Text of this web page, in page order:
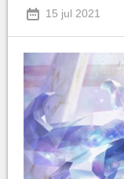
15 jul 2021